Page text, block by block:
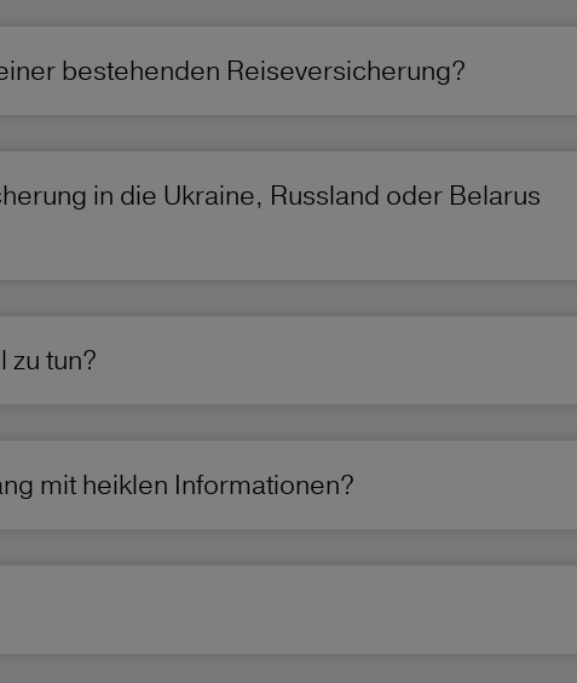
bestehenden Reiseversicherung?
in die Ukraine, Russland oder Belarus
zu tun?
mit heiklen Informationen?